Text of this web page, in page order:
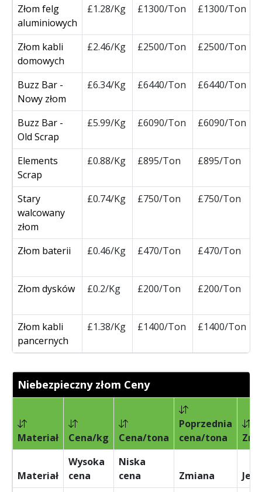
Złom felg
aluminiowych
£1.28/Kg £1300/Ton £1300/Ton
Złom kabli
domowych
£2.46/Kg £2500/Ton £2500/Ton
Buzz Bar -
Nowy złom
£6.34/Kg £6440/Ton £6440/Ton
Buzz Bar -
Old Scrap
£5.99/Kg £6090/Ton £6090/Ton
Elements
Scrap
£0.88/Kg £895/Ton £895/Ton
Stary
walcowany
złom
£0.74/Kg £750/Ton £750/Ton
Złom baterii £0.46/Kg £470/Ton £470/Ton
Złom dysków £0.2/Kg £200/Ton £200/Ton
Złom kabli
pancernych
£1.38/Kg £1400/Ton £1400/Ton
Niebezpieczny złom Ceny
Materiał Cena/kg Cena/tona
Poprzednia
cena/tona
Materiał
Wysoka
cena
Niska
cena
Zmiana